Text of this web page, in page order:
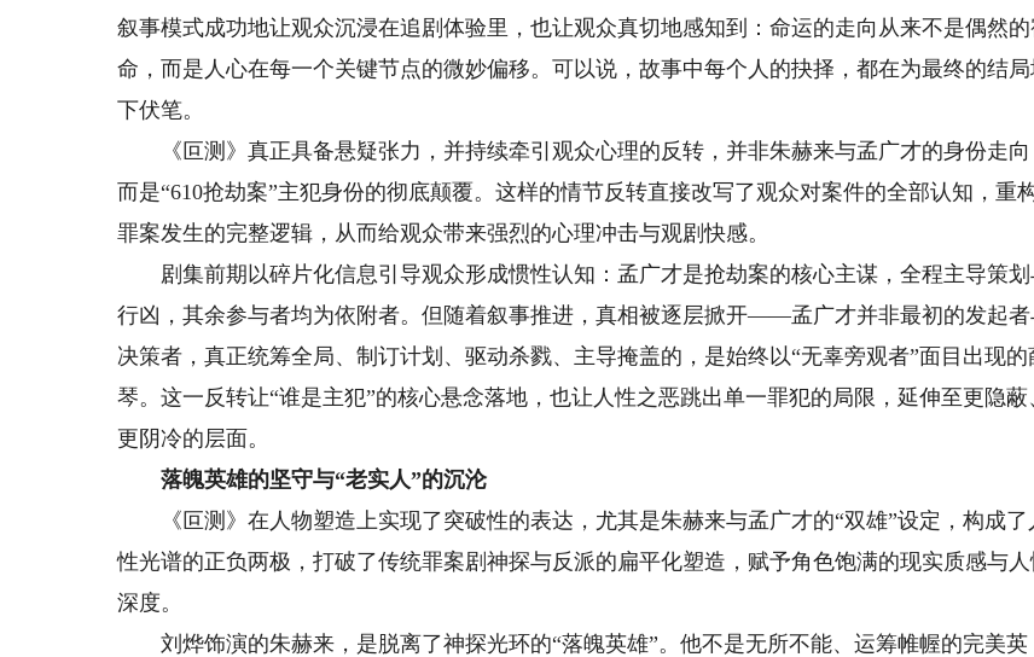
叙事模式成功地让观众沉浸在追剧体验里，也让观众真切地感知到：命运的走向从来不是偶然的
命，而是人心在每一个关键节点的微妙偏移。可以说，故事中每个人的抉择，都在为最终的结局
下伏笔。
《叵测》真正具备悬疑张力，并持续牵引观众心理的反转，并非朱赫来与孟广才的身份走向
而是“610抢劫案”主犯身份的彻底颠覆。这样的情节反转直接改写了观众对案件的全部认知，重
罪案发生的完整逻辑，从而给观众带来强烈的心理冲击与观剧快感。
剧集前期以碎片化信息引导观众形成惯性认知：孟广才是抢劫案的核心主谋，全程主导策划
行凶，其余参与者均为依附者。但随着叙事推进，真相被逐层掀开——孟广才并非最初的发起
决策者，真正统筹全局、制订计划、驱动杀戮、主导掩盖的，是始终以“无辜旁观者”面目出现的
琴。这一反转让“谁是主犯”的核心悬念落地，也让人性之恶跳出单一罪犯的局限，延伸至更隐蔽
更阴冷的层面。
落魄英雄的坚守与“老实人”的沉沦
《叵测》在人物塑造上实现了突破性的表达，尤其是朱赫来与孟广才的“双雄”设定，构成了
性光谱的正负两极，打破了传统罪案剧神探与反派的扁平化塑造，赋予角色饱满的现实质感与人
深度。
刘烨饰演的朱赫来，是脱离了神探光环的“落魄英雄”。他不是无所不能、运筹帷幄的完美英